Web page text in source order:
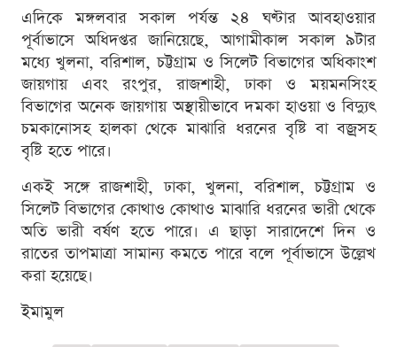
এদিকে মঙ্গলবার সকাল পর্যন্ত ২৪ ঘণ্টার আবহাওয়ার
পূর্বাভাসে অধিদপ্তর জানিয়েছে, আগামীকাল সকাল ৯টার
মধ্যে খুলনা, বরিশাল, চট্টগ্রাম ও সিলেট বিভাগের অধিকাংশ
জায়গায় এবং রংপুর, রাজশাহী, ঢাকা ও ময়মনসিংহ
বিভাগের অনেক জায়গায় অস্থায়ীভাবে দমকা হাওয়া ও বিদ্যুৎ
চমকানোসহ হালকা থেকে মাঝারি ধরনের বৃষ্টি বা বজ্রসহ
বৃষ্টি হতে পারে।
একই সঙ্গে রাজশাহী, ঢাকা, খুলনা, বরিশাল, চট্টগ্রাম ও
সিলেট বিভাগের কোথাও কোথাও মাঝারি ধরনের ভারী থেকে
অতি ভারী বর্ষণ হতে পারে। এ ছাড়া সারাদেশে দিন ও
রাতের তাপমাত্রা সামান্য কমতে পারে বলে পূর্বাভাসে উল্লেখ
করা হয়েছে।
ইমামুল